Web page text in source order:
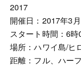
2017
開催日：2017年3月
スタート時間：6時
場所：ハワイ島/ヒ
距離：フル、ハー